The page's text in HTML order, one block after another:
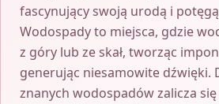
fascynujący swoją urodą i
Wodospady to miejsca, gdzie
z góry lub ze skał, tworząc
generując niesamowite dźwięki.
znanych wodospadów zalicza